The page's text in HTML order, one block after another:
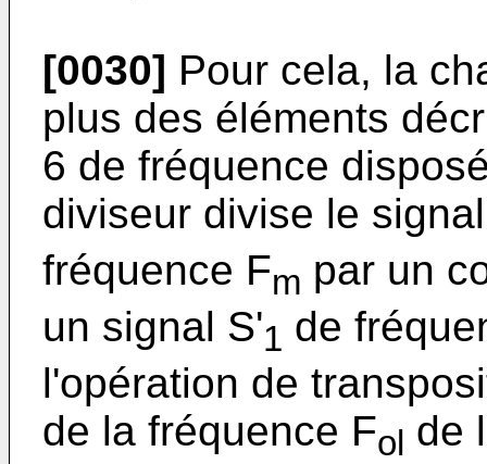
[0030] Pour cela, la
plus des éléments
6 de fréquence
diviseur divise le
fréquence Fm par un
un signal S'1 de
l'opération de
de la fréquence Fol de